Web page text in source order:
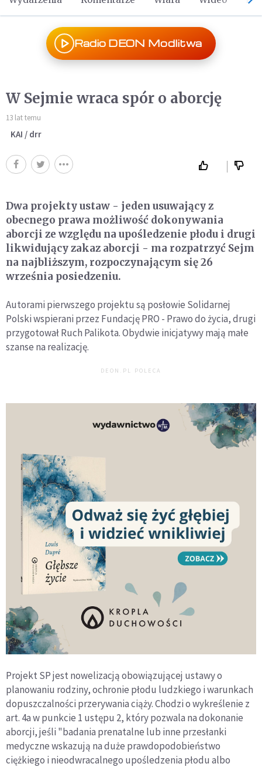
Radio DEON Modlitwa
W Sejmie wraca spór o aborcję
13 lat temu
KAI / drr
Dwa projekty ustaw - jeden usuwający z
obecnego prawa możliwość dokonywania
aborcji ze względu na upośledzenie płodu i drugi
likwidujący zakaz aborcji - ma rozpatrzyć Sejm
na najbliższym, rozpoczynającym się 26
września posiedzeniu.
Autorami pierwszego projektu są posłowie Solidarnej
Polski wspierani przez Fundację PRO - Prawo do życia, drugi
przygotował Ruch Palikota. Obydwie inicjatywy mają małe
szanse na realizację.
DEON.PL POLECA
Projekt SP jest nowelizacją obowiązującej ustawy o
planowaniu rodziny, ochronie płodu ludzkiego i warunkach
dopuszczalności przerywania ciąży. Chodzi o wykreślenie z
art. 4a w punkcie 1 ustępu 2, który pozwala na dokonanie
aborcji, jeśli "badania prenatalne lub inne przesłanki
medyczne wskazują na duże prawdopodobieństwo
ciężkiego i nieodwracalnego upośledzenia płodu albo